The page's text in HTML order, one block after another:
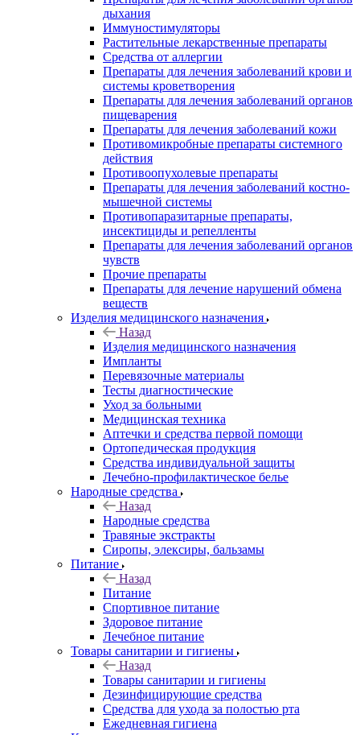
дыхания
Иммуностимуляторы
Растительные лекарственные препараты
Средства от аллергии
Препараты для лечения заболеваний крови и
системы кроветворения
Препараты для лечения заболеваний органов
пищеварения
Препараты для лечения заболеваний кожи
Противомикробные препараты системного
действия
Противоопухолевые препараты
Препараты для лечения заболеваний костно-
мышечной системы
Противопаразитарные препараты,
инсектициды и репелленты
Препараты для лечения заболеваний органов
чувств
Прочие препараты
Препараты для лечение нарушений обмена
веществ
Изделия медицинского назначения
Назад
Изделия медицинского назначения
Импланты
Перевязочные материалы
Тесты диагностические
Уход за больными
Медицинская техника
Аптечки и средства первой помощи
Ортопедическая продукция
Средства индивидуальной защиты
Лечебно-профилактическое белье
Народные средства
Назад
Народные средства
Травяные экстракты
Сиропы, элексиры, бальзамы
Питание
Назад
Питание
Спортивное питание
Здоровое питание
Лечебное питание
Товары санитарии и гигиены
Назад
Товары санитарии и гигиены
Дезинфицирующие средства
Средства для ухода за полостью рта
Ежедневная гигиена